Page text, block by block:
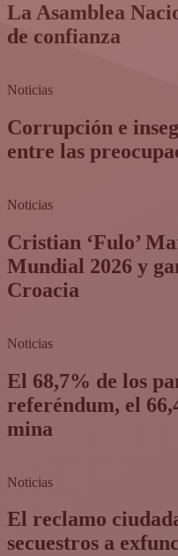
La Asamblea
de confianza​
Noticias
Corrupción e
entre las
Noticias
Cristian ‘Fulo’
Mundial 2026 y
Croacia
Noticias
El 68,7% de los
referéndum, el
mina
Noticias
El reclamo
secuestros a